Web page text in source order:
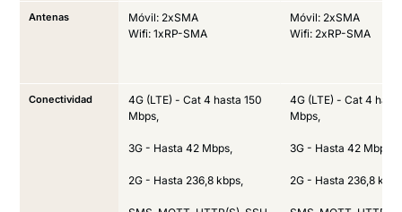
Antenas
Móvil: 2xSMA
Wifi: 1xRP-SMA
Móvil: 2xSMA
Wifi: 2xRP-SMA
Conectividad
4G (LTE) - Cat 4 hasta 150
Mbps,
3G - Hasta 42 Mbps,
2G - Hasta 236,8 kbps,
4G (LTE) - Cat 4
Mbps,
3G - Hasta 42 Mbps,
2G - Hasta 236,8